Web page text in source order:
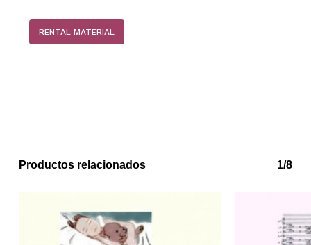
Go to shop
RENTAL MATERIAL
Productos relacionados 1/8